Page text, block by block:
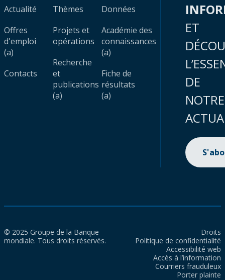
Actualité
Offres
d'emploi
(a)
Contacts
Thèmes
Projets et
opérations
Recherche
et
publications
(a)
Données
Académie des
connaissances
(a)
Fiche de
résultats
(a)
ET
DE
NOTRE
© 2025 Groupe de la Banque
mondiale. Tous droits réservés.
Droits
Politique de confidentialité
Accessibilité web
Accès à l’information
Courriers frauduleux
Porter plainte